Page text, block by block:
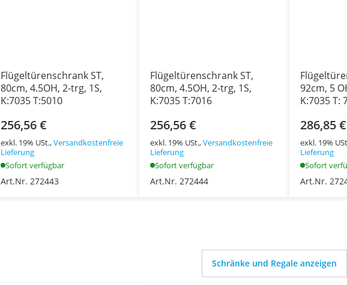
Flügeltürenschrank ST,
80cm, 4.5OH, 2-trg, 1S,
K:7035 T:5010
256,56 €
exkl. 19% USt.,Versandkostenfreie
Lieferung
Sofort verfügbar
Art.Nr. 272443
Flügeltürenschrank ST,
80cm, 4.5OH, 2-trg, 1S,
K:7035 T:7016
256,56 €
exkl. 19% USt.,Versandkostenfreie
Lieferung
Sofort verfügbar
Art.Nr. 272444
92cm, 5
K:7035 T:
286,85 €
exkl. 19%
Lieferung
Sofort
Art.Nr.
Schränke und Regale anzeigen